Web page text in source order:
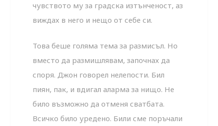
чувството му за градска изтънченост, аз
виждах в него и нещо от себе си.
Това беше голяма тема за размисъл. Но
вместо да размишлявам, започнах да
споря. Джон говорел нелепости. Бил
пиян, пак, и вдигал аларма за нищо. Не
било възможно да отменя сватбата.
Всичко било уредено. Били сме поръчали